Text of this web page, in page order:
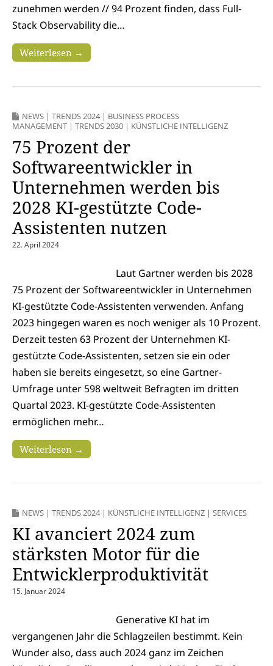
zunehmen werden // 94 Prozent finden, dass Full-
Stack Observability die…
Weiterlesen →
NEWS | TRENDS 2024| BUSINESS PROCESS
MANAGEMENT | TRENDS 2030 | KÜNSTLICHE INTELLIGENZ
75 Prozent der
Softwareentwickler in
Unternehmen werden bis
2028 KI-gestützte Code-
Assistenten nutzen
22. April 2024
Laut Gartner werden bis 2028
75 Prozent der Softwareentwickler in Unternehmen
KI-gestützte Code-Assistenten verwenden. Anfang
2023 hingegen waren es noch weniger als 10 Prozent.
Derzeit testen 63 Prozent der Unternehmen KI-
gestützte Code-Assistenten, setzen sie ein oder
haben sie bereits eingesetzt, so eine Gartner-
Umfrage unter 598 weltweit Befragten im dritten
Quartal 2023. KI-gestützte Code-Assistenten
ermöglichen mehr…
Weiterlesen →
NEWS | TRENDS 2024| KÜNSTLICHE INTELLIGENZ | SERVICES
KI avanciert 2024 zum
stärksten Motor für die
Entwicklerproduktivität
15. Januar 2024
Generative KI hat im
vergangenen Jahr die Schlagzeilen bestimmt. Kein
Wunder also, dass auch 2024 ganz im Zeichen